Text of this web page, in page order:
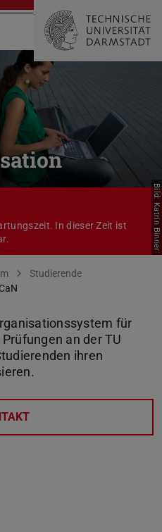
In dieser Zeit ist
Bild: Katrin Binner
Studierende
für
an der TU
ihren